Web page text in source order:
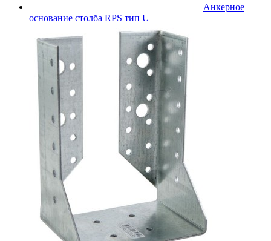
Анкерное
основание столба RPS тип U